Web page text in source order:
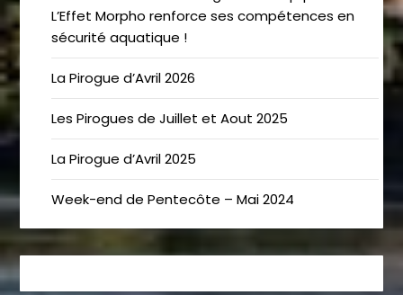
L’Effet Morpho renforce ses compétences en
sécurité aquatique !
La Pirogue d’Avril 2026
Les Pirogues de Juillet et Aout 2025
La Pirogue d’Avril 2025
Week-end de Pentecôte – Mai 2024